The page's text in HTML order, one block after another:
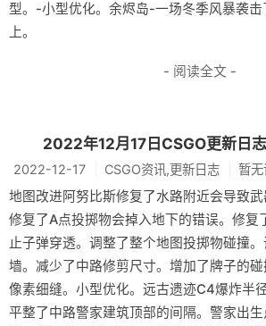
型。-小型优化。余烬岛-一场冬季风暴袭
上。
- 阅读全文 -
2022年12月17日CSGO更新日志
2022-12-17 CSGO资讯,更新日志 暂
地图改进阿努比斯修复了水路附近会导致武
修复了A点投掷物会掉入地下的错误。修复
止子弹穿透。调整了整个地图投掷物碰撞
墙。减少了中路修剪尺寸。增加了牌子的
像素细缝。小型优化。远古遗迹C4爆炸半
平整了中路警家建筑顶部的间隔。警家出